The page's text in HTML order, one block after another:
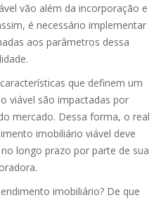
vão além da incorporação e
é necessário implementar
aos parâmetros dessa
que definem um
viável são impactadas por
mercado. Dessa forma, o real
imobiliário viável deve
longo prazo por parte de sua
imobiliário? De que